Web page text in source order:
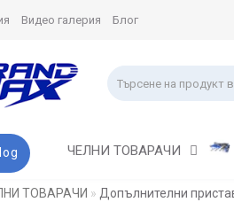
Видео галерия Блог
ЧЕЛНИ ТОВАРАЧИ
ТОВАРАЧИ Допълнителни